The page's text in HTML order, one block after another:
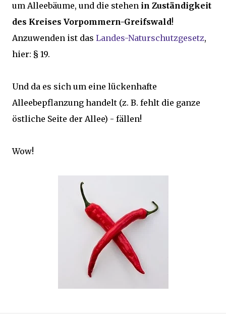
um Alleebäume, und die stehen in Zuständigkeit
des Kreises Vorpommern-Greifswald!
Anzuwenden ist das Landes-Naturschutzgesetz,
hier: § 19.
Und da es sich um eine lückenhafte
Alleebepflanzung handelt (z. B. fehlt die ganze
östliche Seite der Allee) - fällen!
Wow!